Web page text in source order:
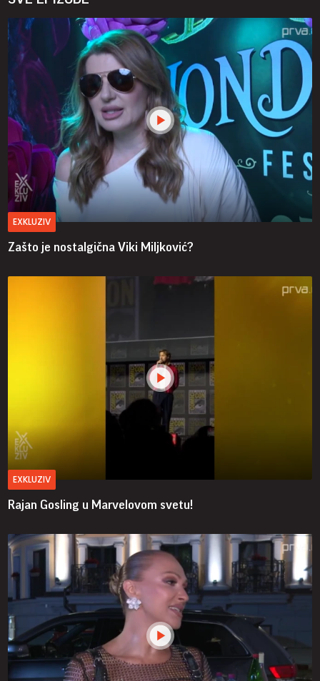
EXKLUZIV
Zašto je nostalgična Viki Miljković?
EXKLUZIV
Rajan Gosling u Marvelovom svetu!